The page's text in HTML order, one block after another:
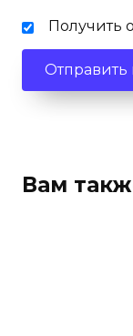
Получить
Вам